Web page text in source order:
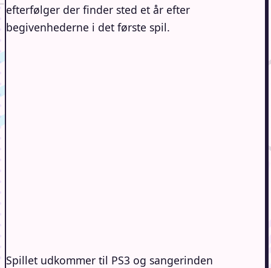
efterfølger der finder sted et år efter
begivenhederne i det første spil.
Spillet udkommer til PS3 og sangerinden